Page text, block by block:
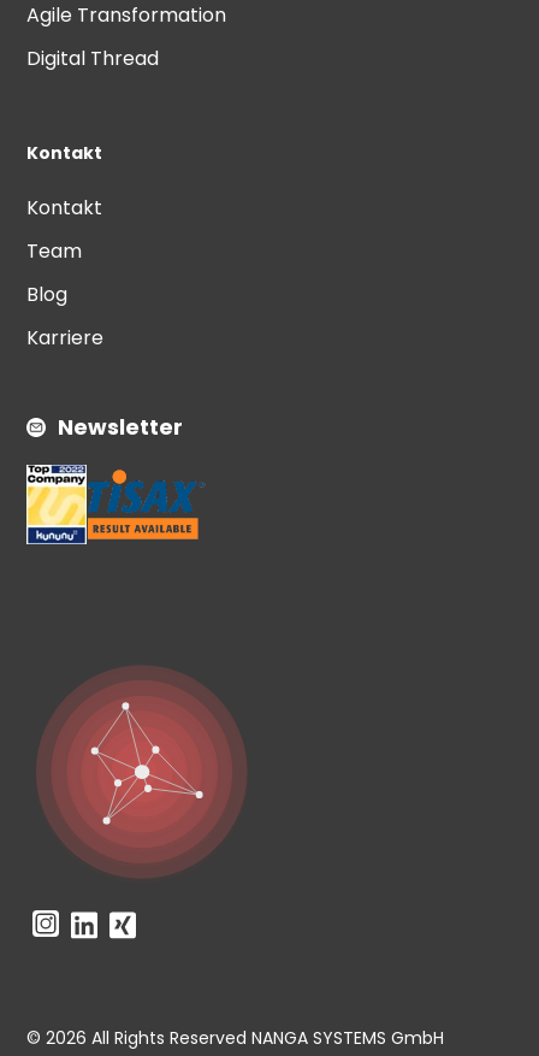
Agile Transformation
Digital Thread
Kontakt
Kontakt
Team
Blog
Karriere
Newsletter
© 2026 All Rights Reserved NANGA SYSTEMS GmbH